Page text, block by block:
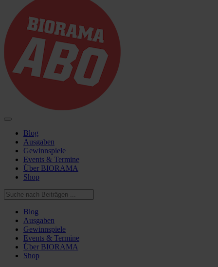
Blog
Ausgaben
Gewinnspiele
Events & Termine
Über BIORAMA
Shop
Blog
Ausgaben
Gewinnspiele
Events & Termine
Über BIORAMA
Shop